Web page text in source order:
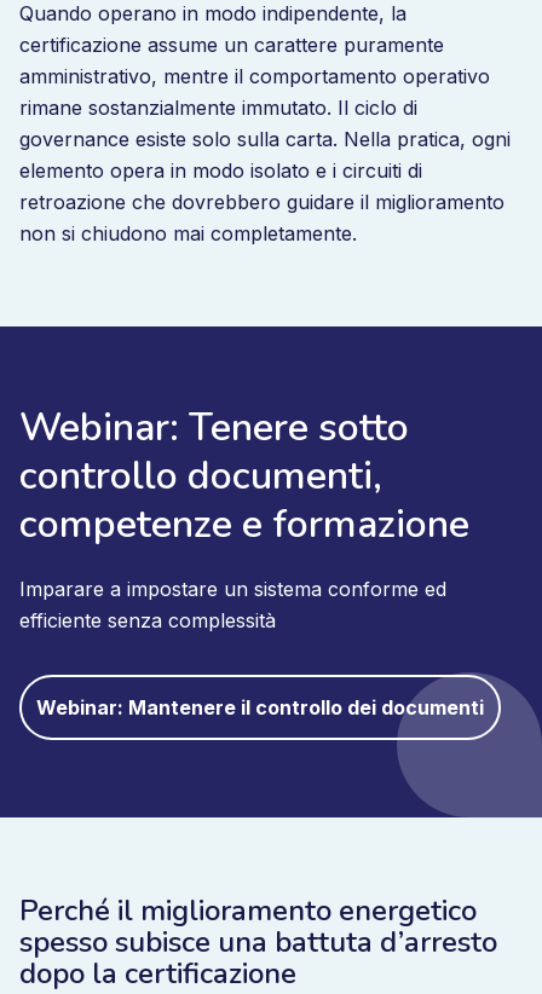
Quando operano in modo indipendente, la
certificazione assume un carattere puramente
amministrativo, mentre il comportamento operativo
rimane sostanzialmente immutato. Il ciclo di
governance esiste solo sulla carta. Nella pratica, ogni
elemento opera in modo isolato e i circuiti di
retroazione che dovrebbero guidare il miglioramento
non si chiudono mai completamente.
Webinar: Tenere sotto
controllo documenti,
competenze e formazione
Imparare a impostare un sistema conforme ed
efficiente senza complessità
Webinar: Mantenere il controllo dei documenti
Perché il miglioramento energetico
spesso subisce una battuta d’arresto
dopo la certificazione